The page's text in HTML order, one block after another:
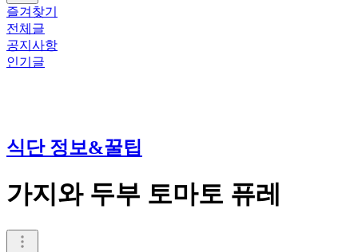
즐겨찾기
전체글
공지사항
인기글
식단 정보&꿀팁
가지와 두부 토마토 퓨레